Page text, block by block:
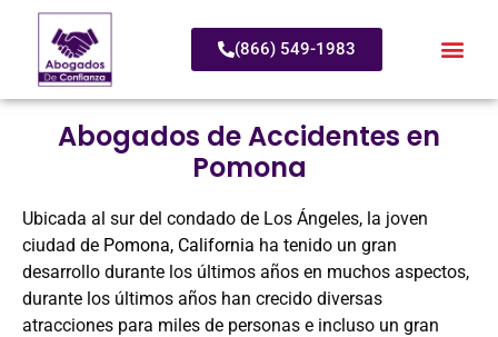
(866) 549-1983
Abogados de Accidentes en
Pomona
Ubicada al sur del condado de Los Ángeles, la joven
ciudad de Pomona, California ha tenido un gran
desarrollo durante los últimos años en muchos aspectos,
durante los últimos años han crecido diversas
atracciones para miles de personas e incluso un gran